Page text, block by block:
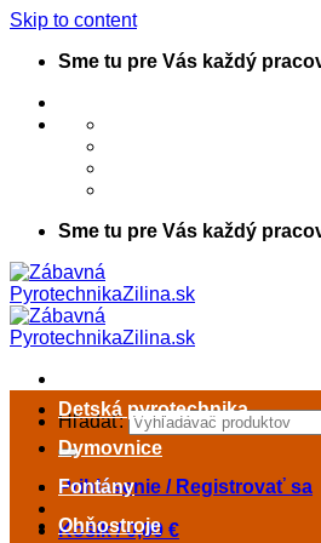
Skip to content
Sme tu pre Vás každý
Sme tu pre Vás každý
Hľadať:
Prihlásenie / Registrovať sa
Košík /0,00 €
Detská pyrotechnika
Dymovnice
Fontány
Ohňostroje